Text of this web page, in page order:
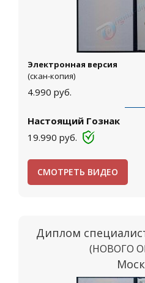
Электронная версия
(скан-копия)
4.990 руб.
Настоящий Гознак
19.990 руб.
СМОТРЕТЬ ВИДЕО
Диплом
(НОВОГО